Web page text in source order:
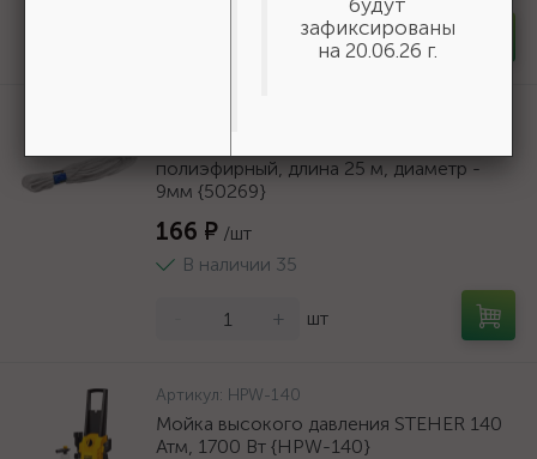
шт
полиэфирный, длина 25 м, диаметр -
9мм {50269}
166 ₽ /шт
В наличии 35
+ шт
Артикул: HPW-140
Мойка высокого давления STEHER 140
Атм, 1700 Вт {HPW-140}
будут
зафиксированы
на 20.06.26 г.